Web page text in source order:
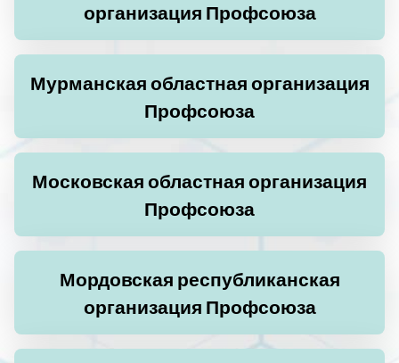
организация Профсоюза
Мурманская областная организация
Профсоюза
Московская областная организация
Профсоюза
Мордовская республиканская
организация Профсоюза